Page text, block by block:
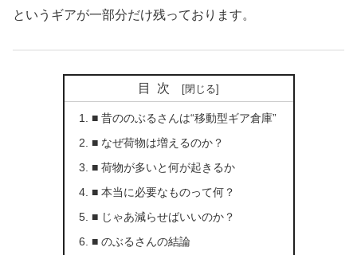
というギアが一部分だけ残っております。
目次
■ 昔ののぶるさんは“移動型ギア倉庫”
■ なぜ荷物は増えるのか？
■ 荷物が多いと何が起きるか
■ 本当に必要なものって何？
■ じゃあ減らせばいいのか？
■ のぶるさんの結論